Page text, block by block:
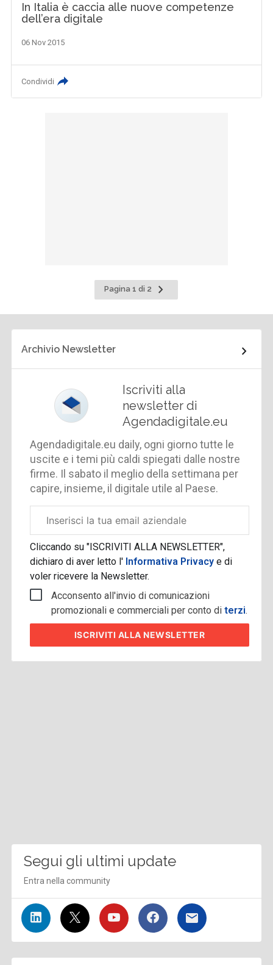
In Italia è caccia alle nuove competenze
dell’era digitale
06 Nov 2015
Condividi
Pagina 1 di 2
Pagina
successiva
Archivio Newsletter
Iscriviti alla
newsletter di
Agendadigitale.eu
Agendadigitale.eu daily, ogni giorno tutte le
uscite e i temi più caldi spiegati dalle nostre
firme. Il sabato il meglio della settimana per
capire, insieme, il digitale utile al Paese.
aziendale
Cliccando su "ISCRIVITI ALLA NEWSLETTER",
dichiaro di aver letto l' Informativa Privacye di
voler ricevere la Newsletter.
Acconsento all'invio di comunicazioni
promozionali e commerciali per conto diterzi.
ISCRIVITI ALLA NEWSLETTER
Segui gli ultimi update
Entra nella community